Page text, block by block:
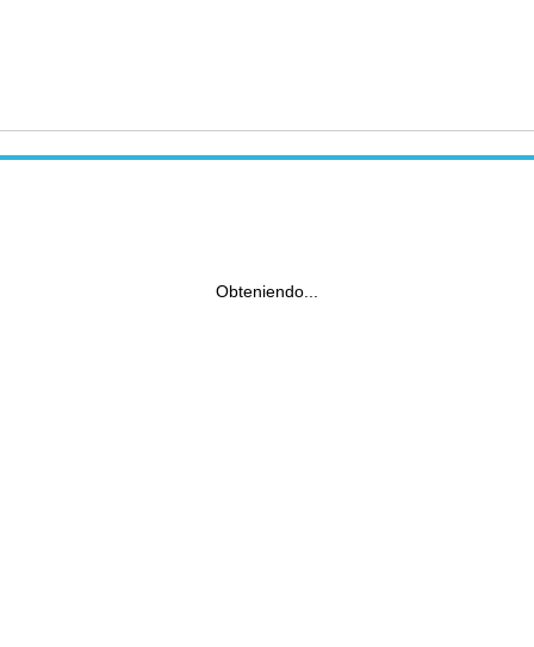
Obteniendo...